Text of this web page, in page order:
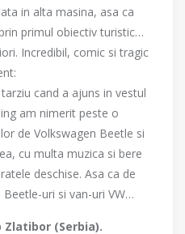
in alta masina, asa ca
primul obiectiv turistic…
Incredibil, comic si tragic
cand a ajuns in vestul
am nimerit peste o
de Volkswagen Beetle si
cu multa muzica si bere
deschise. Asa ca de
uri si van-uri VW…
Zlatibor (Serbia).